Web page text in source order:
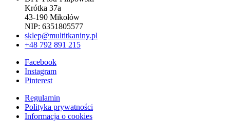
Krótka 37a
43-190 Mikołów
NIP: 6351805577
sklep@multitkaniny.pl
+48 792 891 215
Facebook
Instagram
Pinterest
Regulamin
Polityka prywatności
Informacja o cookies